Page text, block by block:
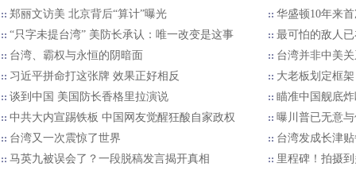
郑丽文访美 北京背后“算计”曝光
华盛顿10年来
“只字未提台湾” 美防长承认：唯一改变是这事
最可怕的敌人
台湾、霸权与永恒的阴暗面
台湾并非中美
习近平拼命打这张牌 效果正好相反
大老板划定框
谈到中国 美国防长香格里拉演说
瞄准中国舰底
中共大内宣踢铁板 中国网友觉醒狂酸自家政权
曝川普已无意
台湾又一次震惊了世界
台湾发成长津
马英九被误会了？一段脱稿发言揭开真相
里程碑！拍摄